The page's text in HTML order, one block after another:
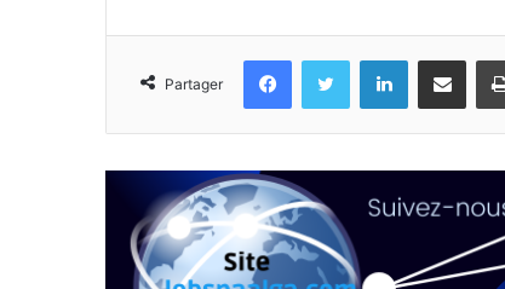
Partager
FacebookTwitter LinkedinPartager par email